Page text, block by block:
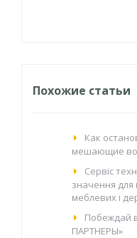
Похожие статьи
Как
мешающие
Сервіс
значення для
меблевих і
Побеждай
ПАРТНЕРЫ»